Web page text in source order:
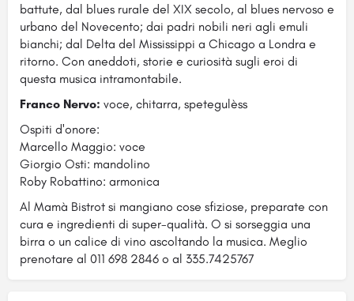
battute, dal blues rurale del XIX secolo, al blues nervoso e
urbano del Novecento; dai padri nobili neri agli emuli
bianchi; dal Delta del Mississippi a Chicago a Londra e
ritorno. Con aneddoti, storie e curiosità sugli eroi di
questa musica intramontabile.
Franco Nervo: voce, chitarra, spetegulèss
Ospiti d'onore:
Marcello Maggio: voce
Giorgio Osti: mandolino
Roby Robattino: armonica
Al Mamà Bistrot si mangiano cose sfiziose, preparate con
cura e ingredienti di super-qualità. O si sorseggia una
birra o un calice di vino ascoltando la musica. Meglio
prenotare al 011 698 2846 o al 335.7425767